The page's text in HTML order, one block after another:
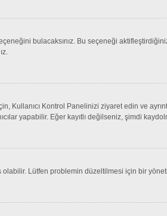
bulacaksınız. Bu seçeneği
Kontrol Panelinizi ziyaret edin ve
yapabilir. Eğer kayıtlı değilseniz, şimdi
olabilir. Lütfen problemin düzeltilmesi için bir